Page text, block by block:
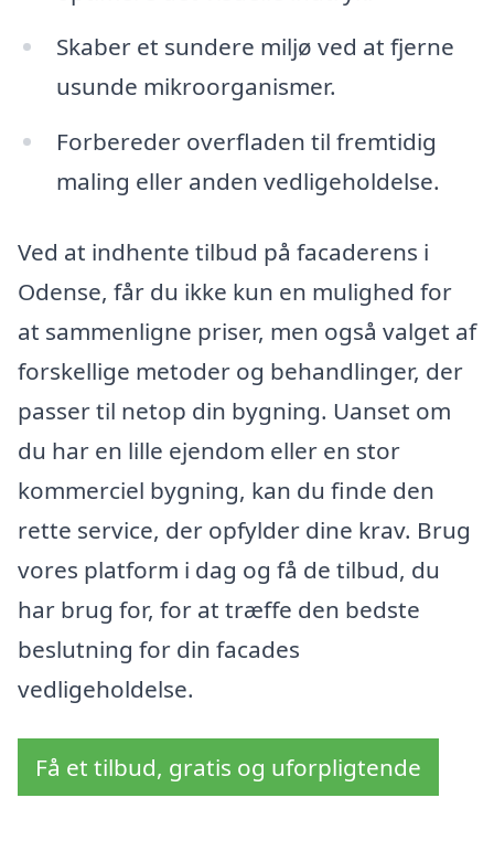
Skaber et sundere miljø ved at fjerne
usunde mikroorganismer.
Forbereder overfladen til fremtidig
maling eller anden vedligeholdelse.
Ved at indhente tilbud på facaderens i
Odense, får du ikke kun en mulighed for
at sammenligne priser, men også valget af
forskellige metoder og behandlinger, der
passer til netop din bygning. Uanset om
du har en lille ejendom eller en stor
kommerciel bygning, kan du finde den
rette service, der opfylder dine krav. Brug
vores platform i dag og få de tilbud, du
har brug for, for at træffe den bedste
beslutning for din facades
vedligeholdelse.
Få et tilbud, gratis og uforpligtende